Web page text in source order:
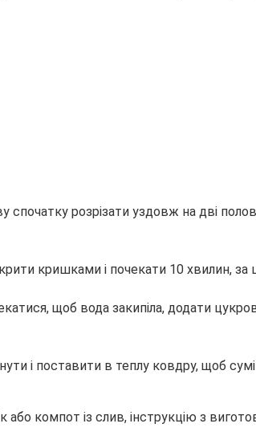
розрізати уздовж на дві
кришками і почекати 10 хвилин, за
щоб вода закипіла, додати
і поставити в теплу ковдру, щоб
або компот із слив, інструкцію з